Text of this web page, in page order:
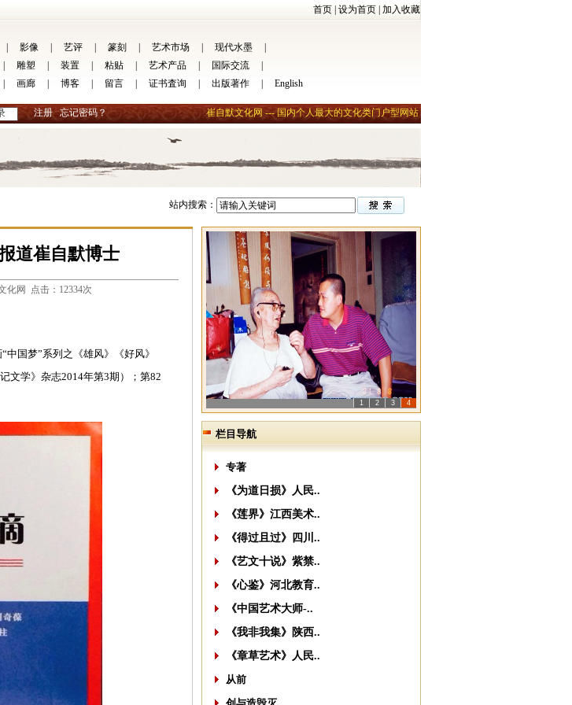
首页 设为首页 加入收藏
影像 艺评 篆刻 艺术市场 现代水墨
雕塑 装置 粘贴 艺术产品 国际交流
画廊 博客 留言 证书査询 出版著作 English
注册 忘记密码？ 崔自默文化网 --- 国内个人最大的文化类门户型网站
站内搜索：
道崔自默博士
化网 点击：12334次
国梦”系列之《雄风》《好风》
文学》杂志2014年第3期）；第82
1 2 3 4
栏目导航
专著
《为道日损》人民..
《莲界》江西美术..
《得过且过》四川..
《艺文十说》紫禁..
《心鉴》河北教育..
《中国艺术大师-..
《我非我集》陕西..
《章草艺术》人民..
从前